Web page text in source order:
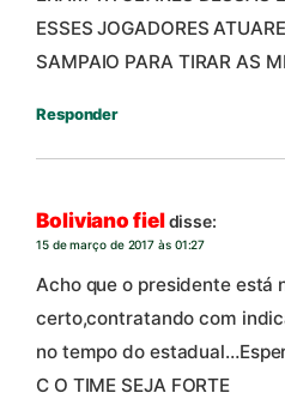
ESSES JOGADORES
SAMPAIO PARA TIRAR AS
Responder
Boliviano fieldisse:
15 de março de 2017 às 01:27
Acho que o presidente está
certo,contratando com
no tempo do
C O TIME SEJA FORTE